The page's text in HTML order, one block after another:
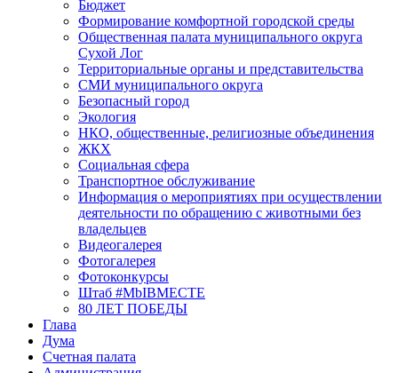
Бюджет
Формирование комфортной городской среды
Общественная палата муниципального округа
Сухой Лог
Территориальные органы и представительства
СМИ муниципального округа
Безопасный город
Экология
НКО, общественные, религиозные объединения
ЖКХ
Социальная сфера
Транспортное обслуживание
Информация о мероприятиях при осуществлении
деятельности по обращению с животными без
владельцев
Видеогалерея
Фотогалерея
Фотоконкурсы
Штаб #MbIBMECTE
80 ЛЕТ ПОБЕДЫ
Глава
Дума
Счетная палата